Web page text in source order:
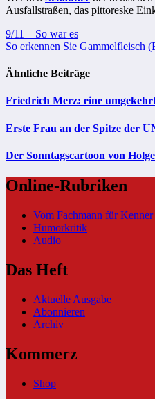
Ausfallstraßen, das pittoreske
Beitragsnavigation
9/11 – So war es
So erkennen Sie Gammelfleisch
Ähnliche Beiträge
Friedrich Merz: eine
Erste Frau an der Spitze der
Der Sonntagscartoon von
Online-Rubriken
Vom Fachmann für Kenner
Humorkritik
Audio
Das Heft
Aktuelle Ausgabe
Abonnieren
Archiv
Kommerz
Shop